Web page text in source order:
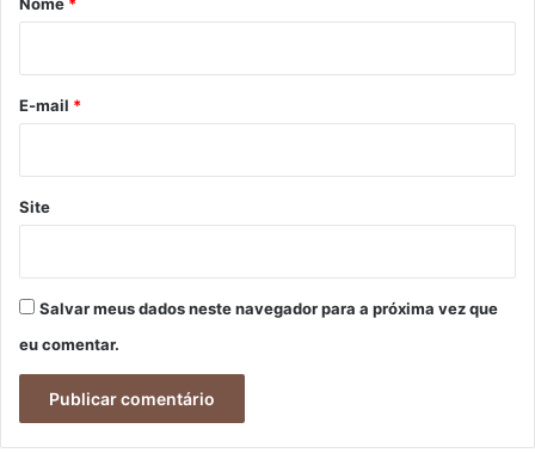
*
E-mail *
Site
Salvar meus dados neste navegador para a próxima vez que
eu comentar.